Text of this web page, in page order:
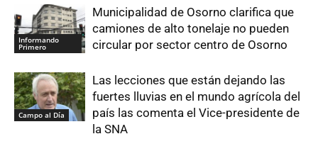
Informando
Primero
Municipalidad de Osorno clarifica que
camiones de alto tonelaje no pueden
circular por sector centro de Osorno
Campo al Día
Las lecciones que están dejando las
fuertes lluvias en el mundo agrícola del
país las comenta el Vice-presidente de
la SNA